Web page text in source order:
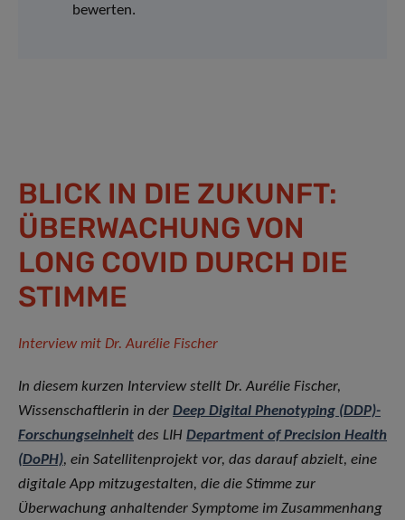
bewerten.
BLICK IN DIE ZUKUNFT:
ÜBERWACHUNG VON
LONG COVID DURCH DIE
STIMME
Interview mit Dr. Aurélie Fischer
In diesem kurzen Interview stellt Dr. Aurélie Fischer,
Wissenschaftlerin in der Deep Digital Phenotyping (DDP)-
Forschungseinheit des LIH Department of Precision Health
(DoPH), ein Satellitenprojekt vor, das darauf abzielt, eine
digitale App mitzugestalten, die die Stimme zur
Überwachung anhaltender Symptome im Zusammenhang